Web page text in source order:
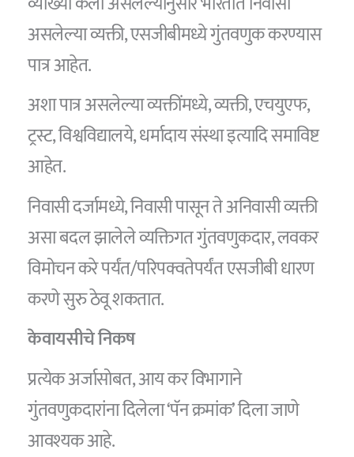
असलेल्या व्यक्ती, एसजीबीमध्ये गुंतवणुक करण्यास
पात्र आहेत.
अशा पात्र असलेल्या व्यक्तींमध्ये, व्यक्ती, एचयुएफ,
ट्रस्ट, विश्वविद्यालये, धर्मादाय संस्था इत्यादि समाविष्ट
आहेत.
निवासी दर्जामध्ये, निवासी पासून ते अनिवासी व्यक्ती
असा बदल झालेले व्यक्तिगत गुंतवणुकदार, लवकर
विमोचन करे पर्यंत/परिपक्वतेपर्यंत एसजीबी धारण
करणे सुरु ठेवू शकतात.
केवायसीचे निकष
प्रत्येक अर्जासोबत, आय कर विभागाने
गुंतवणुकदारांना दिलेला ‘पॅन क्रमांक’ दिला जाणे
आवश्यक आहे.